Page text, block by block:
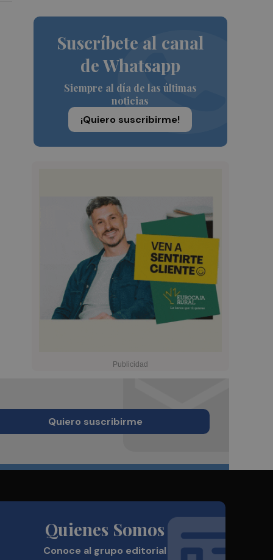
Suscríbete al canal
de Whatsapp
Siempre al día de las últimas
noticias
¡Quiero suscribirme!
Quiero suscribirme
Quienes Somos
Conoce al grupo editorial